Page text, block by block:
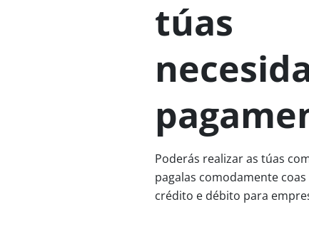
túas
Poderás realizar as túas
pagalas comodamente
crédito e débito para